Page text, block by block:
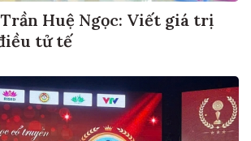
Huệ Ngọc: Viết giá trị
tử tế